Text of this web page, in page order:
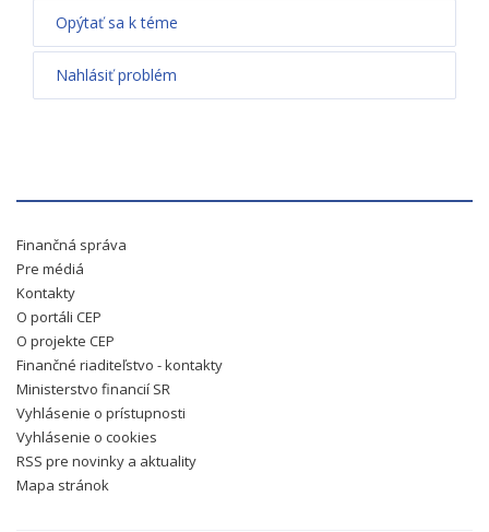
Opýtať sa k téme
Nahlásiť problém
Finančná správa
Pre médiá
Kontakty
O portáli CEP
O projekte CEP
Finančné riaditeľstvo - kontakty
Ministerstvo financií SR
Vyhlásenie o prístupnosti
Vyhlásenie o cookies
RSS pre novinky a aktuality
Mapa stránok